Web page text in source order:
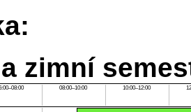
zimní
08:00–10:00 10:00–12:00